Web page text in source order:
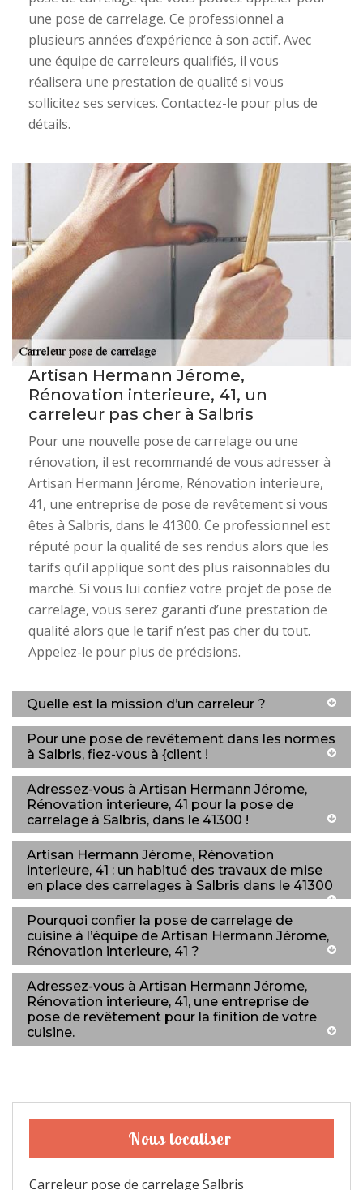
une pose de carrelage. Ce professionnel a
plusieurs années d’expérience à son actif. Avec
une équipe de carreleurs qualifiés, il vous
réalisera une prestation de qualité si vous
sollicitez ses services. Contactez-le pour plus de
détails.
Artisan Hermann Jérome,
Rénovation interieure, 41, un
carreleur pas cher à Salbris
Pour une nouvelle pose de carrelage ou une
rénovation, il est recommandé de vous adresser à
Artisan Hermann Jérome, Rénovation interieure,
41, une entreprise de pose de revêtement si vous
êtes à Salbris, dans le 41300. Ce professionnel est
réputé pour la qualité de ses rendus alors que les
tarifs qu’il applique sont des plus raisonnables du
marché. Si vous lui confiez votre projet de pose de
carrelage, vous serez garanti d’une prestation de
qualité alors que le tarif n’est pas cher du tout.
Appelez-le pour plus de précisions.
Quelle est la mission d’un carreleur ?
Pour une pose de revêtement dans les normes
à Salbris, fiez-vous à {client !
Adressez-vous à Artisan Hermann Jérome,
Rénovation interieure, 41 pour la pose de
carrelage à Salbris, dans le 41300 !
Artisan Hermann Jérome, Rénovation
interieure, 41 : un habitué des travaux de mise
en place des carrelages à Salbris dans le 41300
Pourquoi confier la pose de carrelage de
cuisine à l’équipe de Artisan Hermann Jérome,
Rénovation interieure, 41 ?
Adressez-vous à Artisan Hermann Jérome,
Rénovation interieure, 41, une entreprise de
pose de revêtement pour la finition de votre
cuisine.
Nous localiser
Carreleur pose de carrelage Salbris